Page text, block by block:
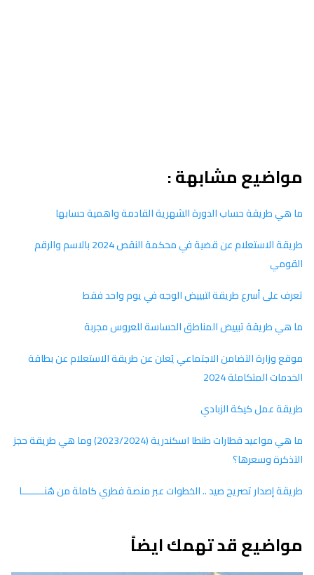
مواضيع مشابهة :
ما هي طريقة حساب الدورة الشهرية القادمة واهمية حسابها
طريقة الاستعلام عن قضية في محكمة النقص 2024 بالاسم والرقم
القومي
تعرف على أسرع طريقة لتبييض الوجه في يوم واحد فقط
ما هي طريقة تبييض المناطق الحساسة للعروس مجربة
موقع وزارة التضامن الاجتماعي يُعلن عن طريقة الاستعلام عن بطاقة
الخدمات المتكاملة 2024
طريقة عمل كيكة الزبادي
ما هي مواعيد قطارات طنطا اسكندرية (2023/2024) وما هي طريقة حجز
التذكرة وسعرها؟
طريقة إصدار تصريح صيد .. الخطوات عبر منصة فطري كاملة من هُنــــــــا
مواضيع قد تهمك ايضاً